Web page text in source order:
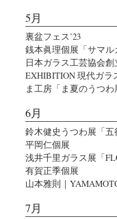
5月
裏盆フェス’23
銭本眞理個展「サマル
日本ガラス工芸協会創
EXHIBITION 現代ガラ
ま工房「ま夏のうつわ
6月
鈴木健史うつわ展「五
平岡仁個展
浅井千里ガラス展「
有賀正季個展
山本雅則｜
7月